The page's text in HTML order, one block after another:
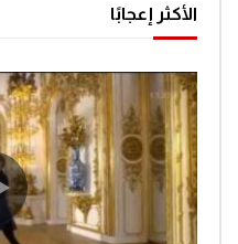
الأكثر إعجابًا